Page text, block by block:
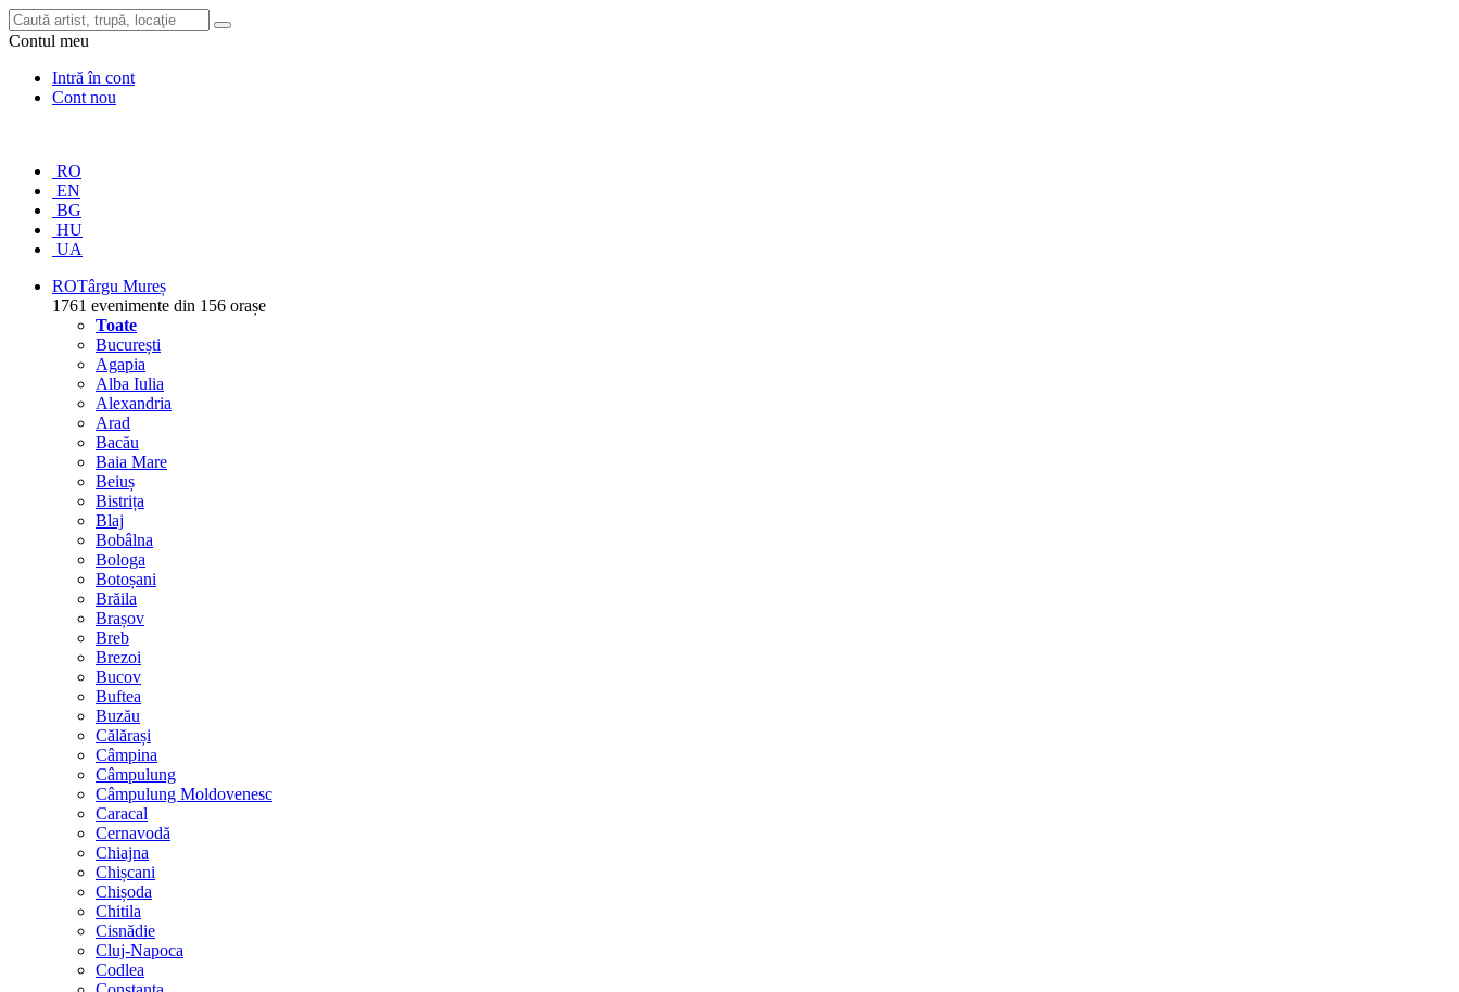
Contul meu
Intră în cont
Cont nou
RO
EN
BG
HU
UA
ROTârgu Mureș
1761 evenimente din 156 orașe
Toate
București
Agapia
Alba Iulia
Alexandria
Arad
Bacău
Baia Mare
Beiuș
Bistrița
Blaj
Bobâlna
Bologa
Botoșani
Brăila
Brașov
Breb
Brezoi
Bucov
Buftea
Buzău
Călărași
Câmpina
Câmpulung
Câmpulung Moldovenesc
Caracal
Cernavodă
Chiajna
Chișcani
Chișoda
Chitila
Cisnădie
Cluj-Napoca
Codlea